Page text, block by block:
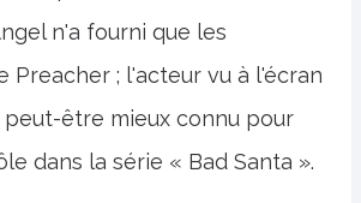
n'a fourni que les
Preacher ; l'acteur vu à l'écran
peut-être mieux connu pour
dans la série « Bad Santa ».